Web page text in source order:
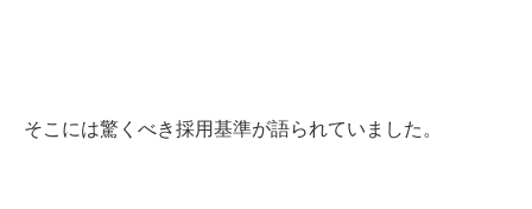
そこには驚くべき採用基準が語られていました。